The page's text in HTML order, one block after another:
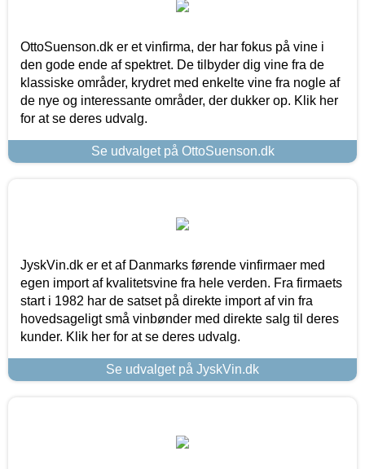
OttoSuenson.dk er et vinfirma, der har fokus på vine i
den gode ende af spektret. De tilbyder dig vine fra de
klassiske områder, krydret med enkelte vine fra nogle af
de nye og interessante områder, der dukker op. Klik her
for at se deres udvalg.
Se udvalget på OttoSuenson.dk
JyskVin.dk er et af Danmarks førende vinfirmaer med
egen import af kvalitetsvine fra hele verden. Fra firmaets
start i 1982 har de satset på direkte import af vin fra
hovedsageligt små vinbønder med direkte salg til deres
kunder. Klik her for at se deres udvalg.
Se udvalget på JyskVin.dk